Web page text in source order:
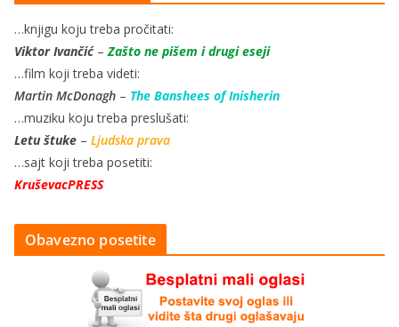
…knjigu koju treba pročitati:
Viktor Ivančić–Zašto ne pišem i drugi eseji
…film koji treba videti:
Martin McDonagh – The Banshees of Inisherin
…muziku koju treba preslušati:
Letu štuke – Ljudska prava
…sajt koji treba posetiti:
KruševacPRESS
Obavezno posetite